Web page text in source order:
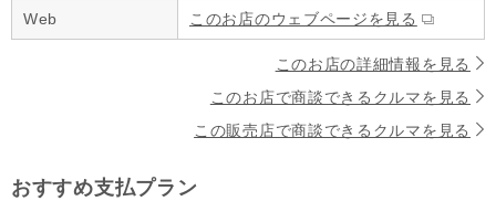
Web このお店のウェブページを見る
このお店の詳細情報を見る
このお店で商談できるクルマを見る
この販売店で商談できるクルマを見る
おすすめ支払プラン